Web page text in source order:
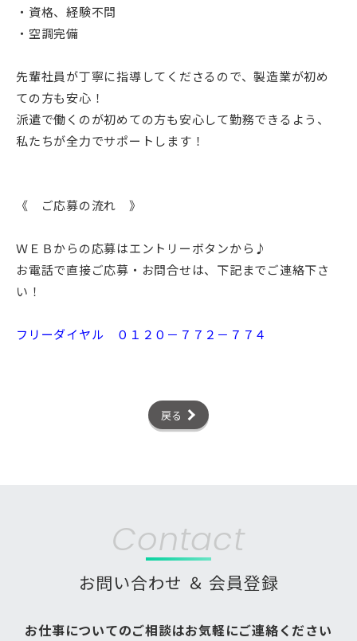
・資格、経験不問
・空調完備
先輩社員が丁寧に指導してくださるので、製造業が初め
ての方も安心！
派遣で働くのが初めての方も安心して勤務できるよう、
私たちが全力でサポートします！
《 ご応募の流れ 》
ＷＥＢからの応募はエントリーボタンから♪
お電話で直接ご応募・お問合せは、下記までご連絡下さ
い！
フリーダイヤル ０１２０－７７２－７７４
戻る
Contact
お問い合わせ ＆ 会員登録
お仕事についてのご相談はお気軽にご連絡ください